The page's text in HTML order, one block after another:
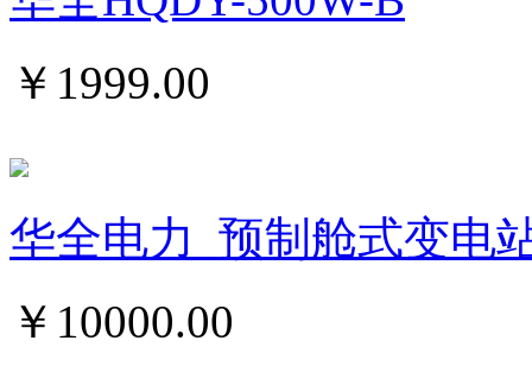
￥ 1999.00
华全电力_预制舱式变电
￥ 10000.00